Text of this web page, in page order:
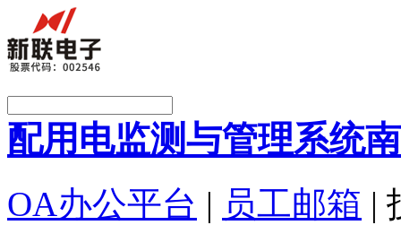
配用电监测与管理系统
OA办公平台 | 员工邮箱 |